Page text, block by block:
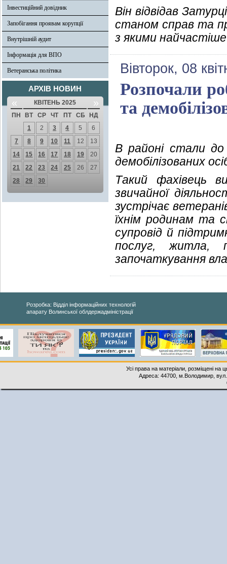
Інвестиційний довідник
Запобігання проявам корупції
Внутрішній аудит
Інформація для ВПО
Ветеранська політика
АРХІВ НОВИН
« КВІТЕНЬ 2025 »
ПН ВТ СР ЧТ ПТ СБ
НД
1
2 3 4 5
6
7
8 9 10 11 12
13
14
15 16 17 18 19
20
21
22 23 24 25 26
27
28
29 30
Він відвідав
станом справ та
з якими
Вівторок, 08
Розпочали
та
В районі стали до
демобілізованих
Такий фахівець
звичайної
зустрічає
їхнім родинам та
супровід й
послуг, житла,
започаткування
Розробка: Відділ інформаційних технологій
апарату Волинської облдержадміністрації
Усі права на матеріали, розміщені на
Адреса: 44700, м.Володимир,